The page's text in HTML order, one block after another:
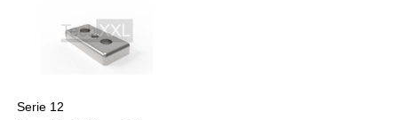
Serie 12